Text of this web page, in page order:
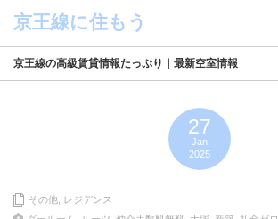
京王線の高級賃貸情報たっぷり｜最新空室情報
27
Jan
2025
その他 レジデンス